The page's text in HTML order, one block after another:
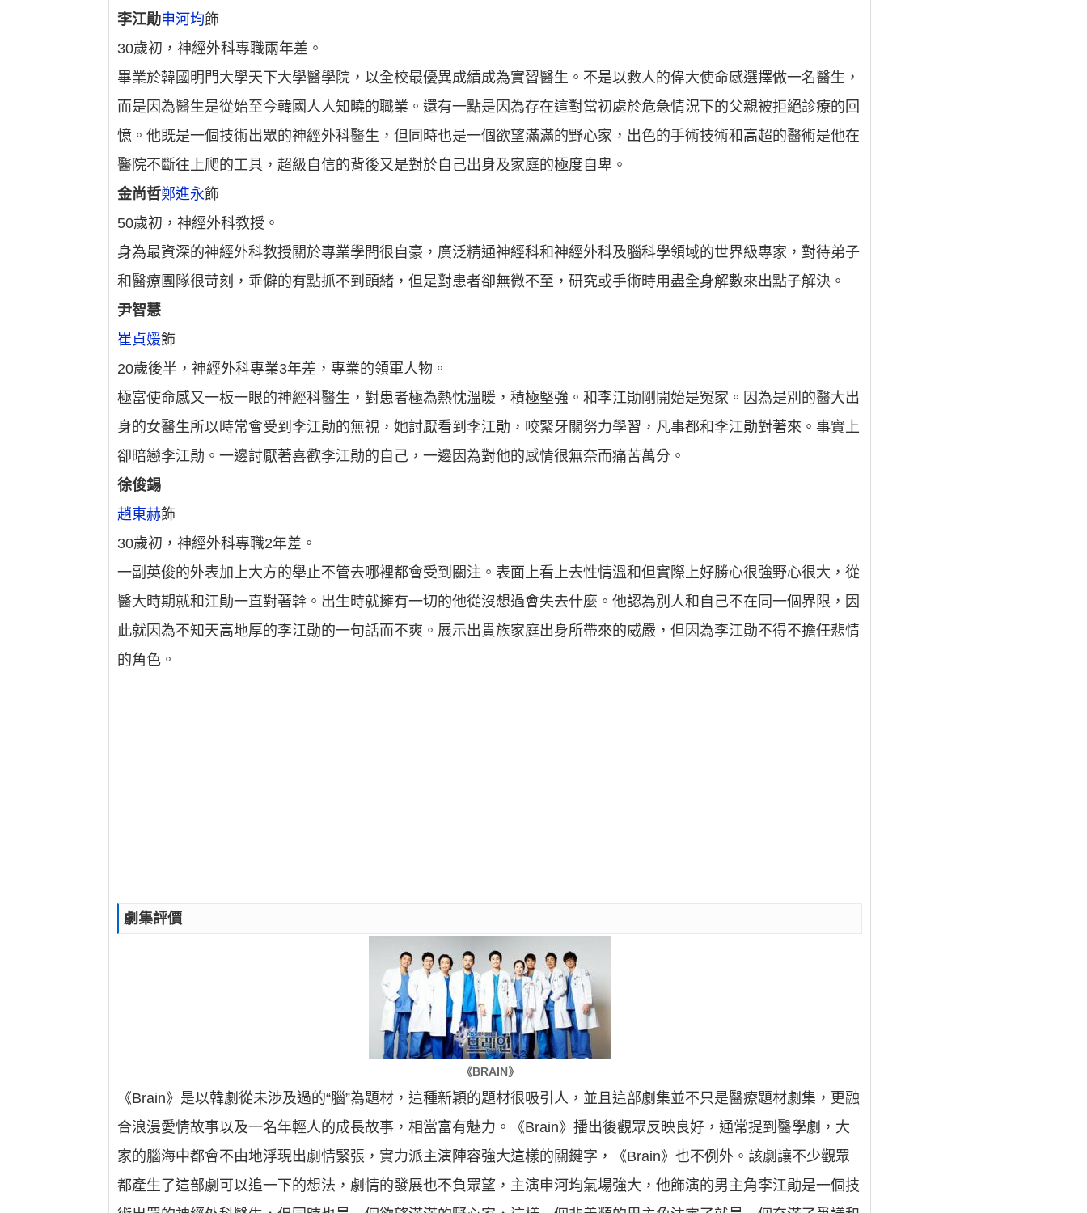
李江勛申河均飾
30歲初，神經外科專職兩年差。
畢業於韓國明門大學天下大學醫學院，以全校最優異成績成為實習醫生。不是以救人的偉大使命感選擇做一名醫生，
而是因為醫生是從始至今韓國人人知曉的職業。還有一點是因為存在這對當初處於危急情況下的父親被拒絕診療的回
憶。他既是一個技術出眾的神經外科醫生，但同時也是一個欲望滿滿的野心家，出色的手術技術和高超的醫術是他在
醫院不斷往上爬的工具，超級自信的背後又是對於自己出身及家庭的極度自卑。
金尚哲鄭進永飾
50歲初，神經外科教授。
身為最資深的神經外科教授關於專業學問很自豪，廣泛精通神經科和神經外科及腦科學領域的世界級專家，對待弟子
和醫療團隊很苛刻，乖僻的有點抓不到頭緒，但是對患者卻無微不至，研究或手術時用盡全身解數來出點子解決。
尹智慧
崔貞媛飾
20歲後半，神經外科專業3年差，專業的領軍人物。
極富使命感又一板一眼的神經科醫生，對患者極為熱忱溫暖，積極堅強。和李江勛剛開始是冤家。因為是別的醫大出
身的女醫生所以時常會受到李江勛的無視，她討厭看到李江勛，咬緊牙關努力學習，凡事都和李江勛對著來。事實上
卻暗戀李江勛。一邊討厭著喜歡李江勛的自己，一邊因為對他的感情很無奈而痛苦萬分。
徐俊錫
趙東赫飾
30歲初，神經外科專職2年差。
一副英俊的外表加上大方的舉止不管去哪裡都會受到關注。表面上看上去性情溫和但實際上好勝心很強野心很大，從
醫大時期就和江勛一直對著幹。出生時就擁有一切的他從沒想過會失去什麼。他認為別人和自己不在同一個界限，因
此就因為不知天高地厚的李江勛的一句話而不爽。展示出貴族家庭出身所帶來的威嚴，但因為李江勛不得不擔任悲情
的角色。
劇集評價
《BRAIN》
《Brain》是以韓劇從未涉及過的“腦”為題材，這種新穎的題材很吸引人，並且這部劇集並不只是醫療題材劇集，更融
合浪漫愛情故事以及一名年輕人的成長故事，相當富有魅力。《Brain》播出後觀眾反映良好，通常提到醫學劇，大
家的腦海中都會不由地浮現出劇情緊張，實力派主演陣容強大這樣的關鍵字，《Brain》也不例外。該劇讓不少觀眾
都產生了這部劇可以追一下的想法，劇情的發展也不負眾望，主演申河均氣場強大，他飾演的男主角李江勛是一個技